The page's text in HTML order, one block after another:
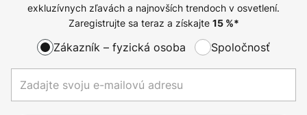
exkluzívnych zľavách a najnovších trendoch v osvetlení.
Zaregistrujte sa teraz a získajte 15%*
Zákazník – fyzická osoba Spoločnosť